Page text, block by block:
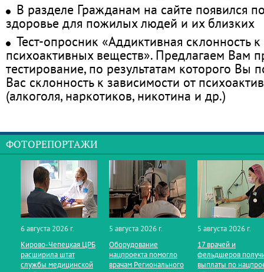
В разделе Гражданам на сайте появился
здоровье для пожилых людей и их близких
Тест-опросник «Аддиктивная склонность
психоактивных веществ». Предлагаем Вам
тестирование, по результатам которого Вы
Вас склонность к зависимости от
(алкоголя, наркотиков, никотина и др.)
ФОТОРЕПОРТАЖИ
6 августа 2026 г.
Кирово‑Чепецкая ЦРБ
расширила штат
службы медицинской
5 августа 2026 г.
Оборудование
нацпроекта помогло
врачам Регионального
5 августа 2026 г.
17 врачей и
фельдшеров
выплаты по